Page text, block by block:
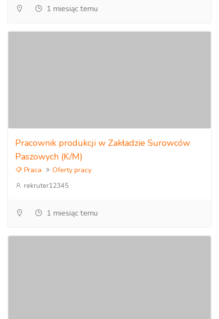
1 miesiąc temu
Pracownik produkcji w Zakładzie Surowców
Paszowych (K/M)
Praca
Oferty pracy
rekruter12345
1 miesiąc temu